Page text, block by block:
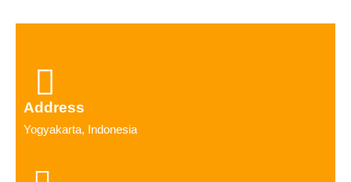
Address
Yogyakarta, Indonesia